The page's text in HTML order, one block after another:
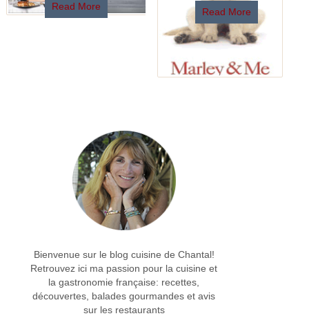
Read More
Read More
Bienvenue sur le blog cuisine de Chantal!
Retrouvez ici ma passion pour la cuisine et
la gastronomie française: recettes,
découvertes, balades gourmandes et avis
sur les restaurants